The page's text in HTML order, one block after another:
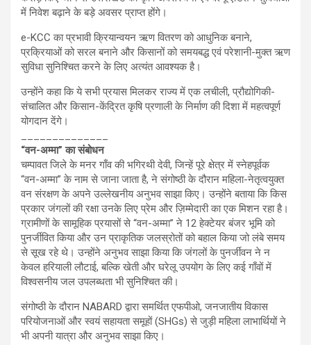
में निवेश बढ़ाने के बड़े अवसर प्राप्त होंगे।
e-KCC का प्रभावी क्रियान्वयन ऋण वितरण को आधुनिक बनाने,
प्रक्रियाओं को सरल बनाने और किसानों को समयबद्ध एवं परेशानी-मुक्त ऋण
सुविधा सुनिश्चित करने के लिए अत्यंत आवश्यक है।
उन्होंने कहा कि ये सभी प्रयास मिलकर राज्य में एक लचीली, प्रौद्योगिकी-
संचालित और किसान-केंद्रित कृषि प्रणाली के निर्माण की दिशा में महत्वपूर्ण
योगदान देंगे।
“वन-अम्मा” का संबोधन
चम्पावत जिले के मनर गाँव की भगिरथी देवी, जिन्हें पूरे क्षेत्र में स्नेहपूर्वक
“वन-अम्मा” के नाम से जाना जाता है, ने संगोष्ठी के दौरान महिला-नेतृत्वयुक्त
वन संरक्षण के अपने उल्लेखनीय अनुभव साझा किए। उन्होंने बताया कि किस
प्रकार जंगलों की रक्षा उनके लिए प्रेम और ज़िम्मेदारी का एक मिशन रहा है।
ग्रामीणों के सामूहिक प्रयासों से “वन-अम्मा” ने 12 हेक्टेयर बंजर भूमि को
पुनर्जीवित किया और उन प्राकृतिक जलस्रोतों को बहाल किया जो लंबे समय
से सूख रहे थे। उन्होंने अनुभव साझा किया कि जंगलों के पुनर्जीवन ने न
केवल हरियाली लौटाई, बल्कि खेती और घरेलू उपयोग के लिए कई गाँवों में
विश्वसनीय जल उपलब्धता भी सुनिश्चित की।
संगोष्ठी के दौरान NABARD द्वारा समर्थित एफपीओ, जनजातीय विकास
परियोजनाओं और स्वयं सहायता समूहों (SHGs) से जुड़ी महिला लाभार्थियों ने
भी अपनी यात्रा और अनुभव साझा किए।